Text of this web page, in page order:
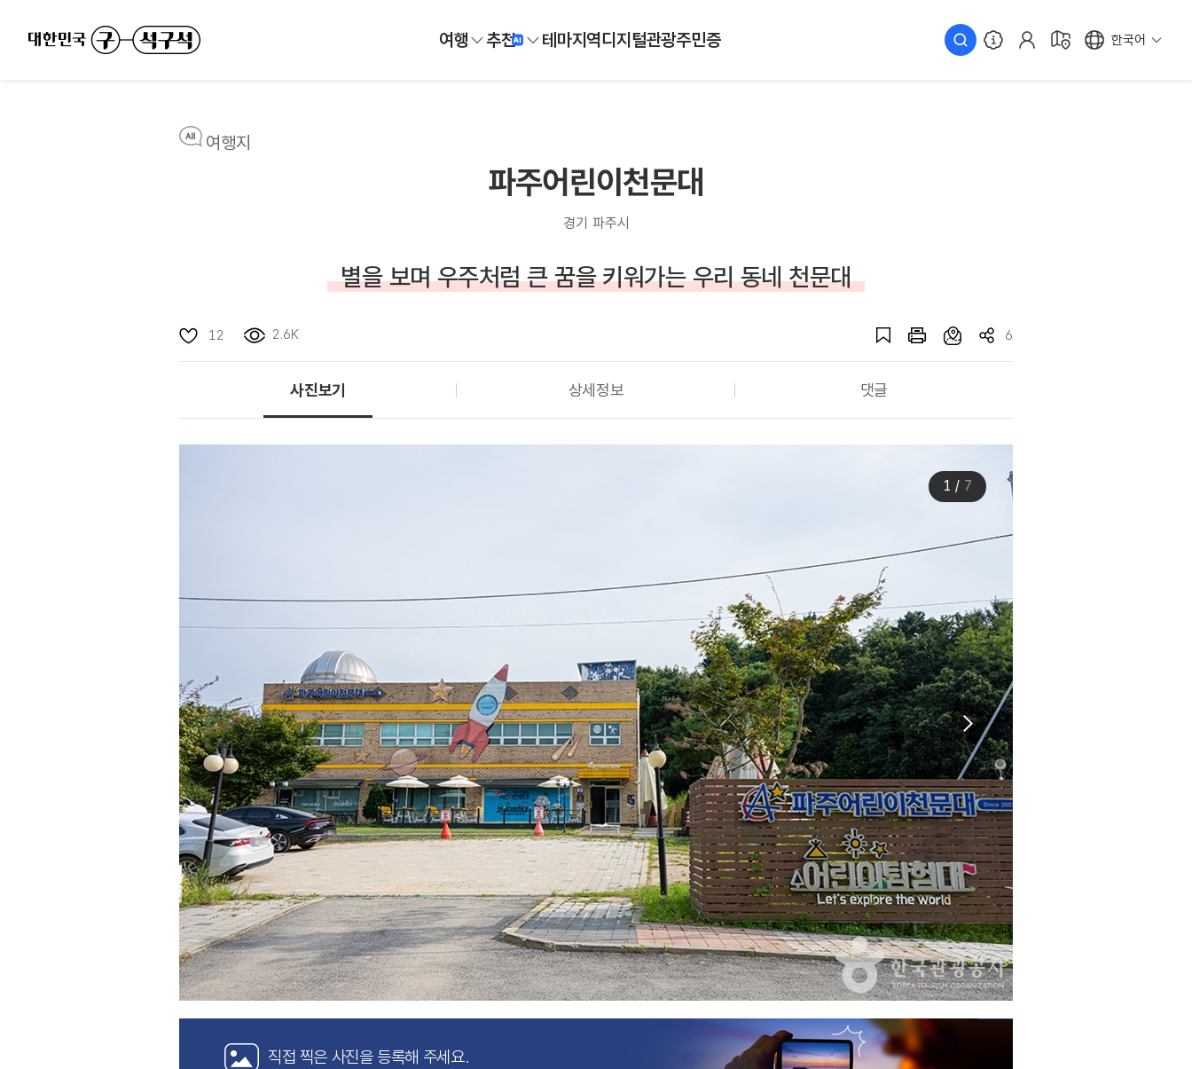
여행 추천 테마지역디지털관광주민증 한국어
여행지
파주어린이천문대
경기 파주시
별을 보며 우주처럼 큰 꿈을 키워가는 우리 동네 천문대
12 2.6K 6
사진보기 상세정보 댓글
1 / 7
직접 찍은 사진을 등록해 주세요.